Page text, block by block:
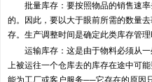
批量库存：要按照物品的销售速率
的。因此，要以大于眼前所需的数量
存。生产调整时间是确定此类库存管理
运输库存：这是由于物料必须从一
上被运往一个仓库去的库存在途中可
能为工厂或客户服务──它存在的原因